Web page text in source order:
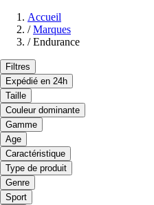
Accueil
/ Marques
/ Endurance
Filtres
Expédié en 24h
Taille
Couleur dominante
Gamme
Age
Caractéristique
Type de produit
Genre
Sport